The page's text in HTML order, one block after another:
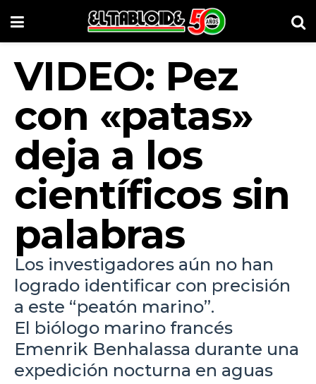
VIDEO: Pez
con «patas»
deja a los
científicos sin
palabras
Los investigadores aún no han
logrado identificar con precisión
a este “peatón marino”.
El biólogo marino francés
Emenrik Benhalassa durante una
expedición nocturna en aguas